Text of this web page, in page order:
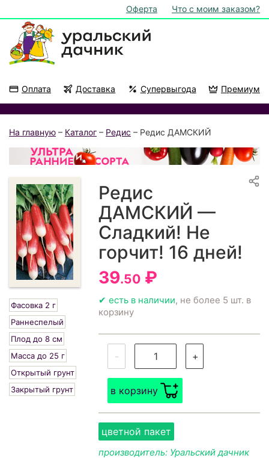
Оферта Что с моим заказом?
Оплата Доставка Супервыгода Премиум
На главную – Каталог – Редис – Редис ДАМСКИЙ
Фасовка 2 г
Раннеспелый
Плод до 8 см
Масса до 25 г
Открытый грунт
Закрытый грунт
Редис
ДАМСКИЙ —
Сладкий! Не
горчит! 16 дней!
39.50 ₽
✔ есть в наличии, не более 5 шт. в
корзину
- +
в корзину
цветной пакет
производитель: Уральский дачник